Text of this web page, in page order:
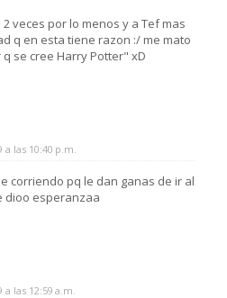
2 veces por lo menos y a Tef mas
q en esta tiene razon :/ me mato
se cree Harry Potter" xD
las 10:40 p.m.
corriendo pq le dan ganas de ir al
dioo esperanzaa
las 12:59 a.m.